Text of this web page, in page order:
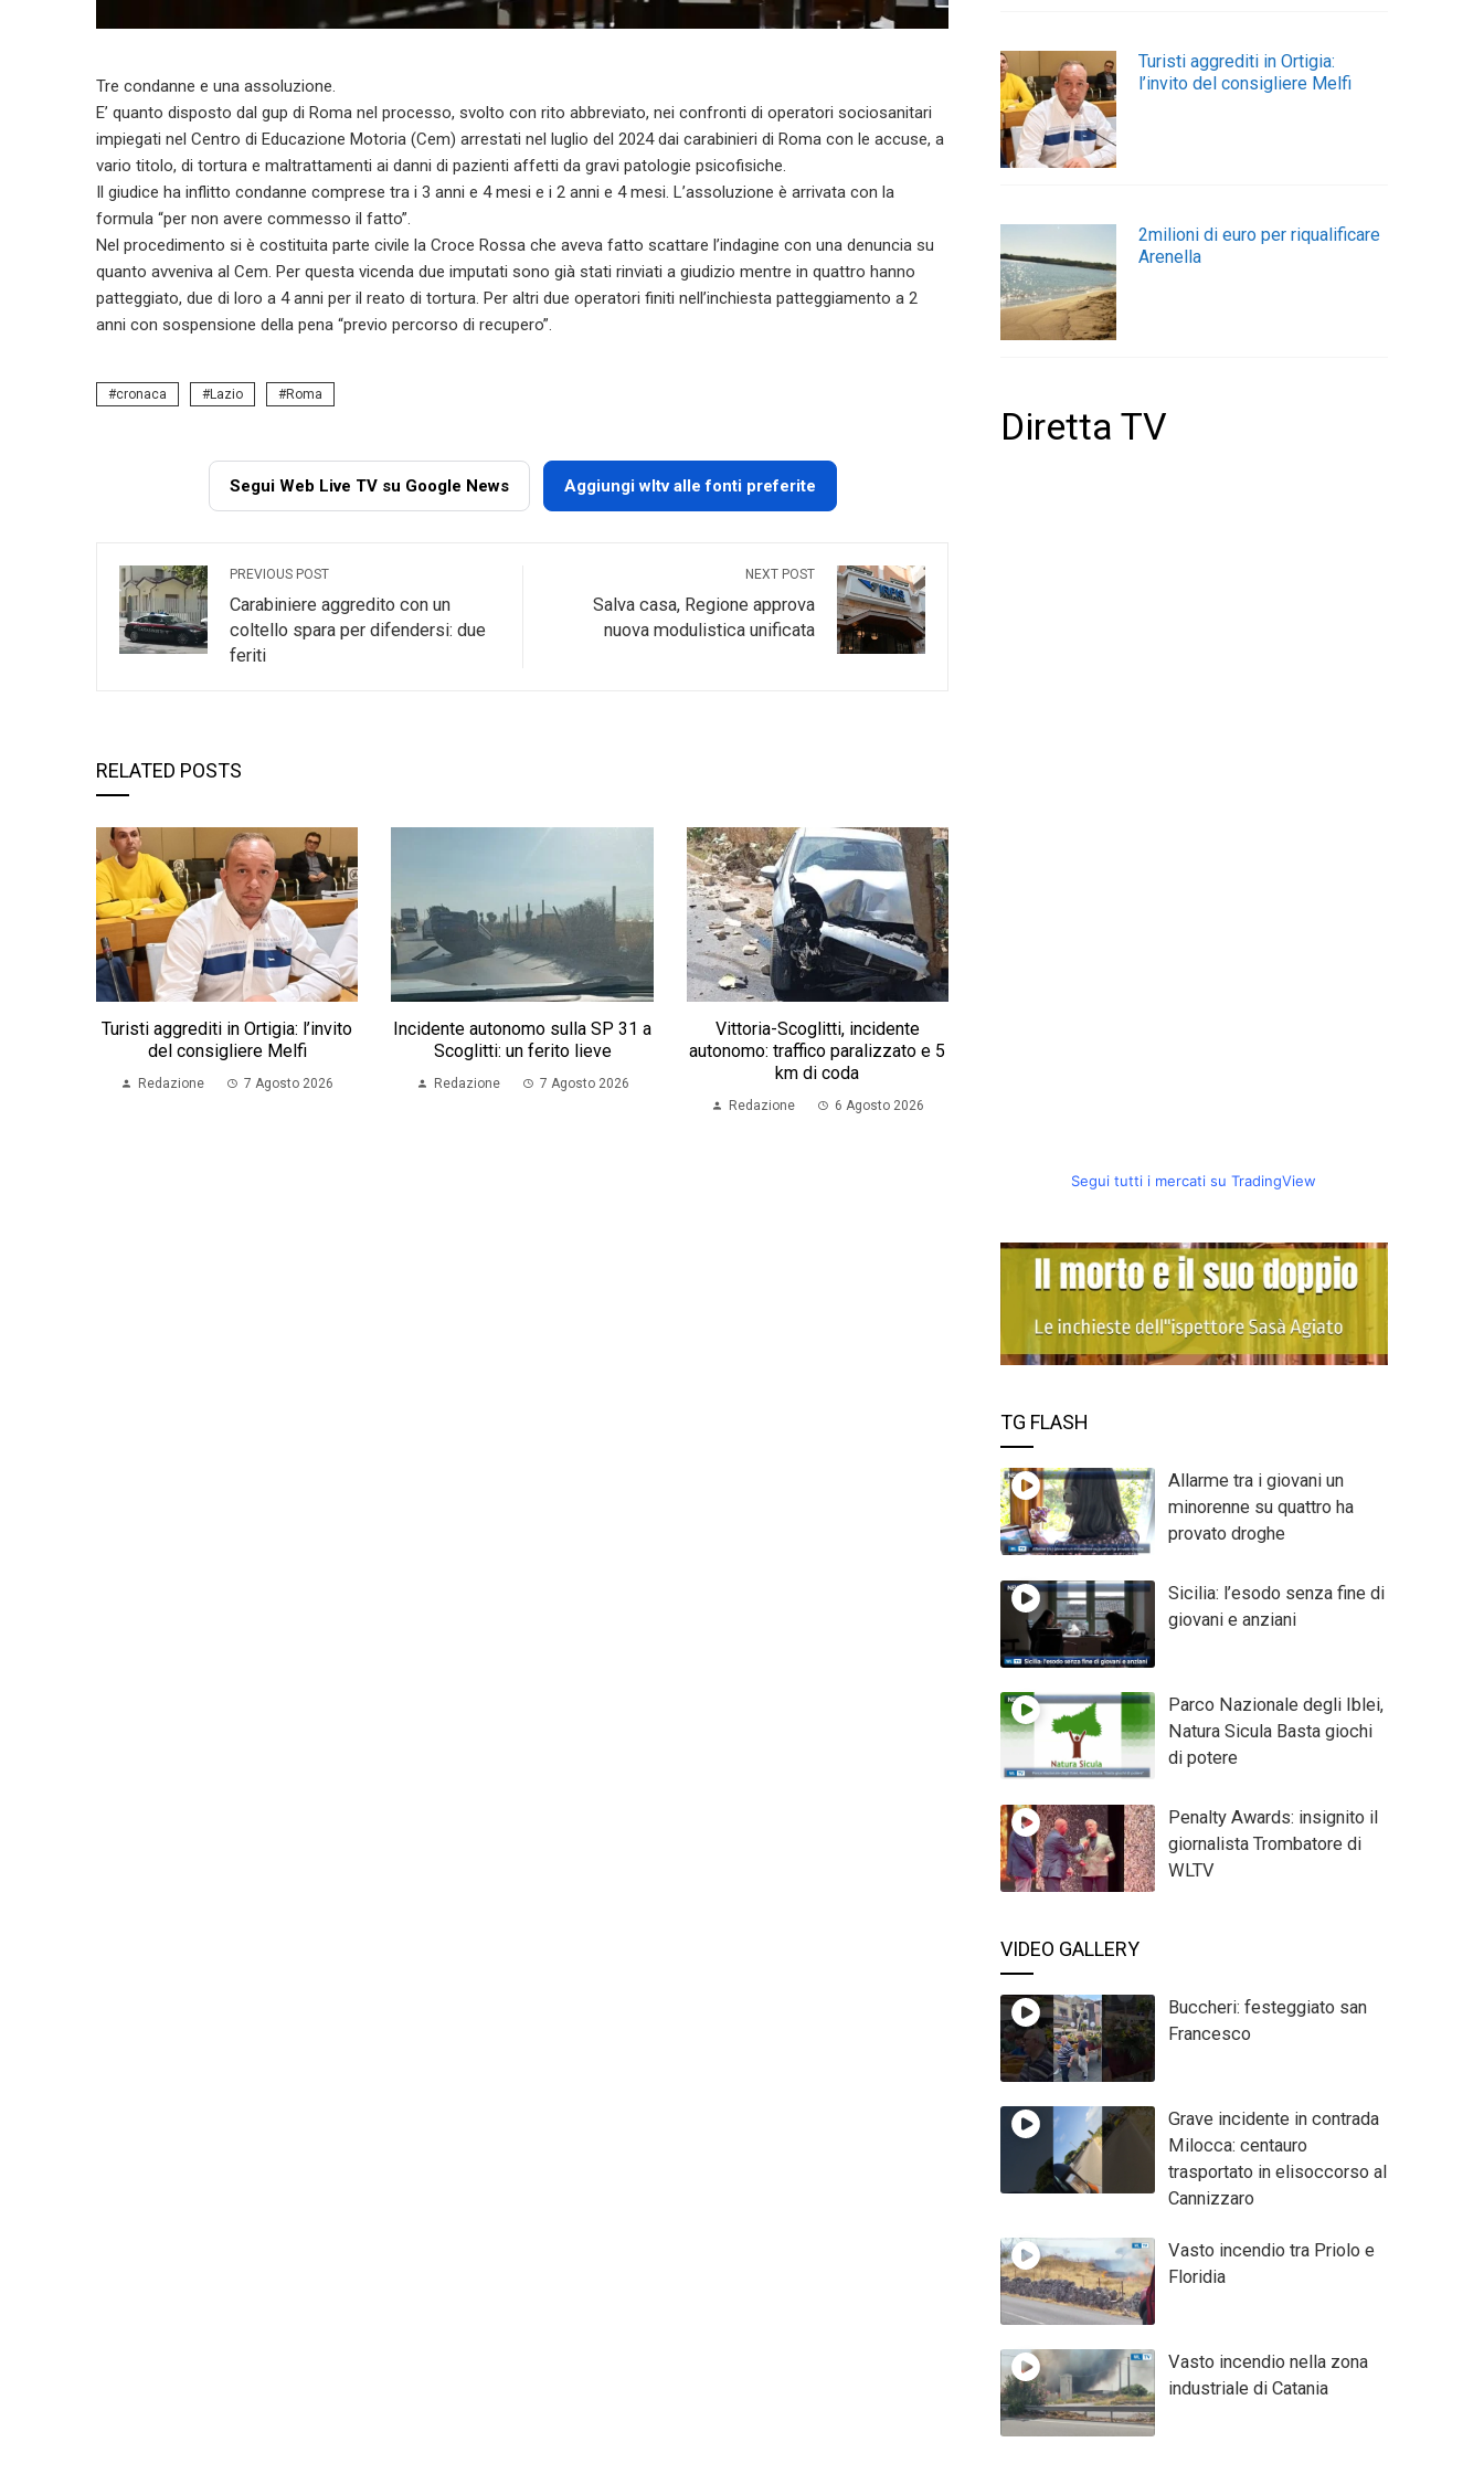
Tre condanne e una assoluzione.
E’ quanto disposto dal gup di Roma nel processo, svolto con rito abbreviato, nei confronti di operatori sociosanitari
impiegati nel Centro di Educazione Motoria (Cem) arrestati nel luglio del 2024 dai carabinieri di Roma con le accuse, a
vario titolo, di tortura e maltrattamenti ai danni di pazienti affetti da gravi patologie psicofisiche.
Il giudice ha inflitto condanne comprese tra i 3 anni e 4 mesi e i 2 anni e 4 mesi. L’assoluzione è arrivata con la
formula “per non avere commesso il fatto”.
Nel procedimento si è costituita parte civile la Croce Rossa che aveva fatto scattare l’indagine con una denuncia su
quanto avveniva al Cem. Per questa vicenda due imputati sono già stati rinviati a giudizio mentre in quattro hanno
patteggiato, due di loro a 4 anni per il reato di tortura. Per altri due operatori finiti nell’inchiesta patteggiamento a 2
anni con sospensione della pena “previo percorso di recupero”.
cronaca Lazio Roma
Segui Web Live TV su Google News Aggiungi wltv alle fonti preferite
PREVIOUS POST
Carabiniere aggredito con un
coltello spara per difendersi: due
feriti
NEXT POST
Salva casa, Regione approva
nuova modulistica unificata
RELATED POSTS
Turisti aggrediti in Ortigia: l’invito
del consigliere Melfi
Redazione 7 Agosto 2026
Incidente autonomo sulla SP 31 a
Scoglitti: un ferito lieve
Redazione 7 Agosto 2026
Vittoria-Scoglitti, incidente
autonomo: traffico paralizzato e 5
km di coda
Redazione 6 Agosto 2026
Turisti aggrediti in Ortigia:
l’invito del consigliere Melfi
2milioni di euro per riqualificare
Arenella
Diretta TV
Segui tutti i mercati su TradingView
TG FLASH
Allarme tra i giovani un
minorenne su quattro ha
provato droghe
Sicilia: l’esodo senza fine di
giovani e anziani
Parco Nazionale degli Iblei,
Natura Sicula Basta giochi
di potere
Penalty Awards: insignito il
giornalista Trombatore di
WLTV
VIDEO GALLERY
Buccheri: festeggiato san
Francesco
Grave incidente in contrada
Milocca: centauro
trasportato in elisoccorso al
Cannizzaro
Vasto incendio tra Priolo e
Floridia
Vasto incendio nella zona
industriale di Catania